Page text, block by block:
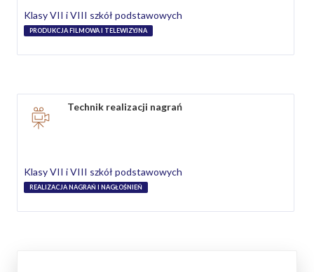
Klasy VII i VIII szkół podstawowych
PRODUKCJA FILMOWA I TELEWIZYJNA
Technik realizacji nagrań
Klasy VII i VIII szkół podstawowych
REALIZACJA NAGRAŃ I NAGŁOŚNIEŃ